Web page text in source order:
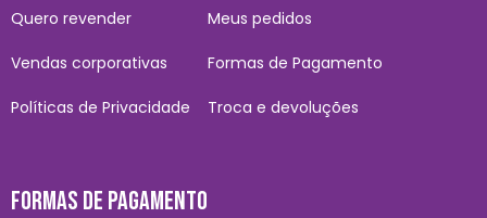
Quero revender
Vendas corporativas
Políticas de Privacidade
Meus pedidos
Formas de Pagamento
Troca e devoluções
FORMAS DE PAGAMENTO